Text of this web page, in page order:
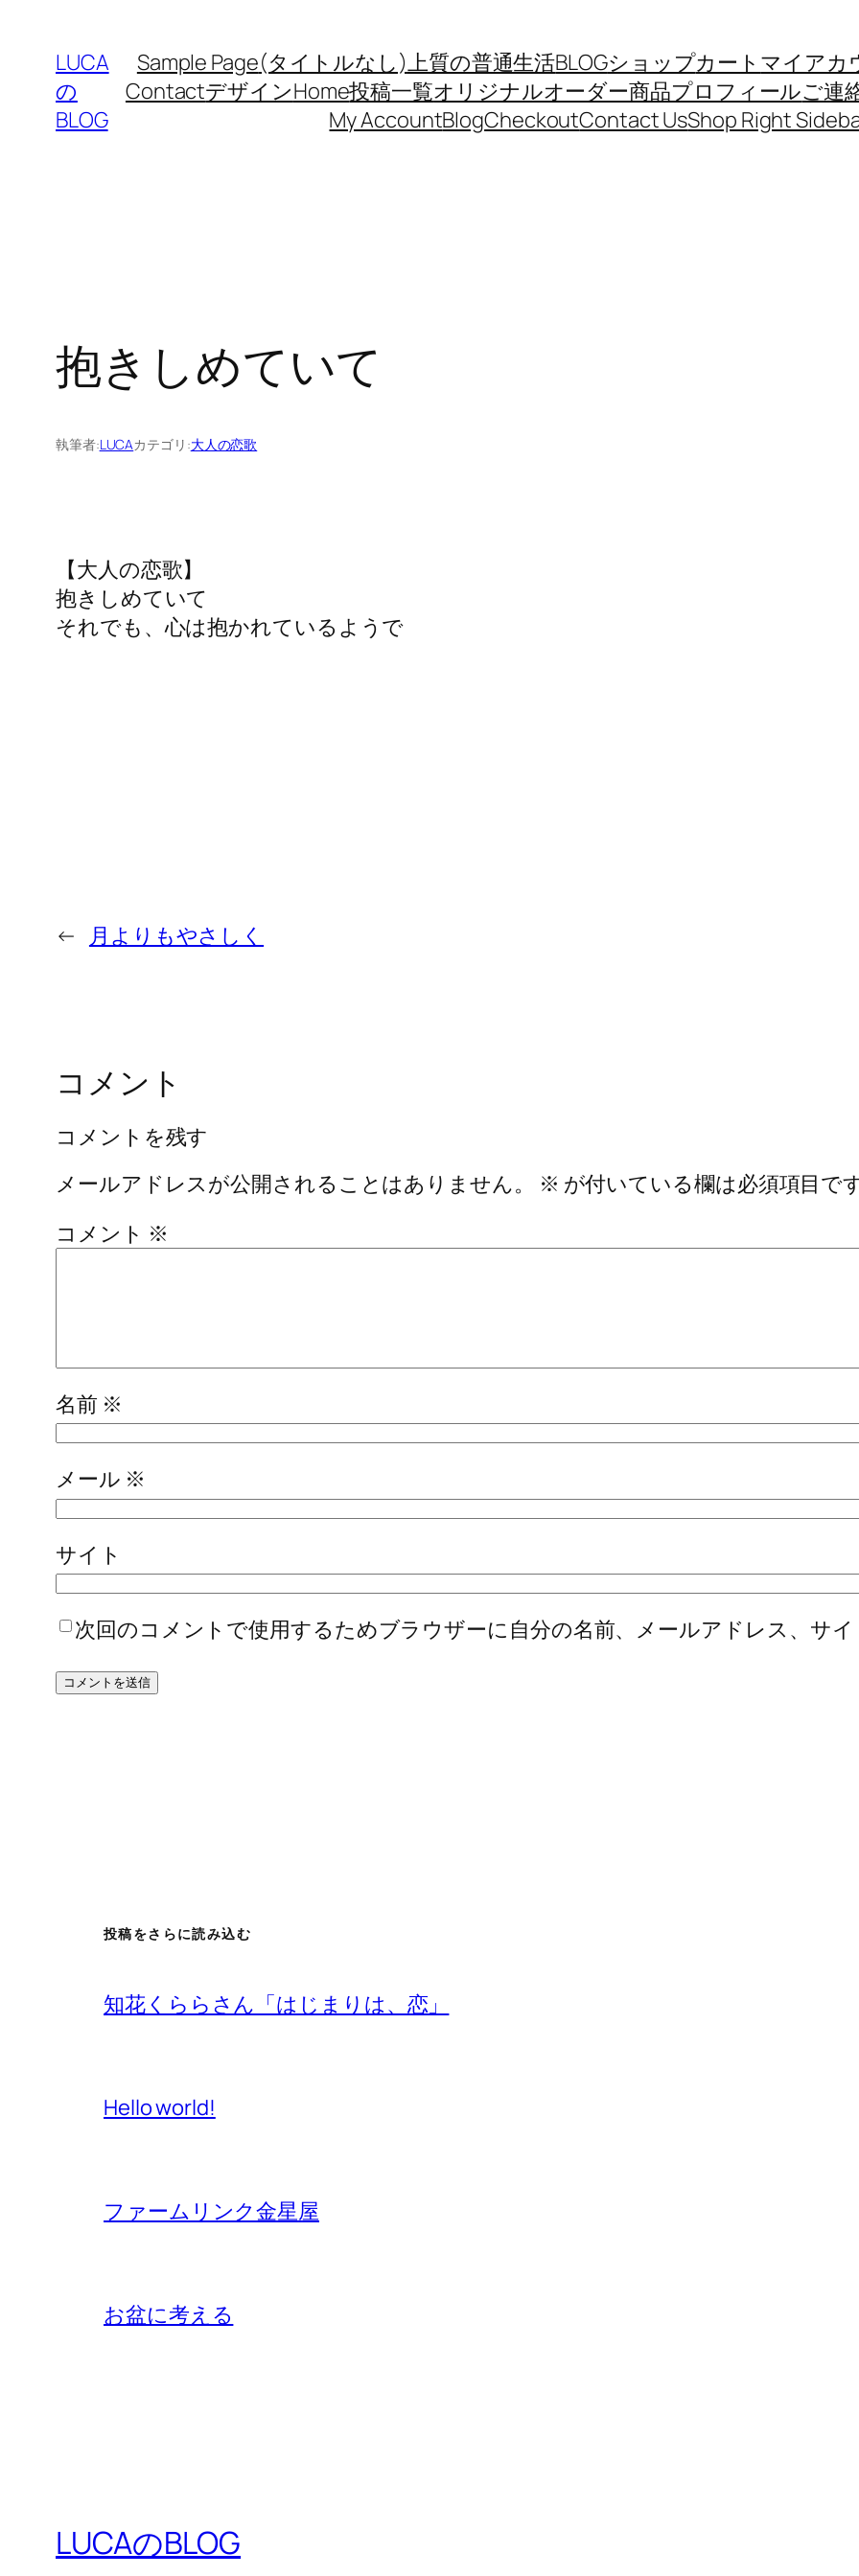
LUCA
の
BLOG
Sample Page(タイトルなし)上質の普通生活BLOGショップカート マイアカ
ContactデザインHome投稿一覧オリジナルオーダー商品プロフィールご連
My AccountBlogCheckoutContact UsShop Right
抱きしめていて
執筆者:LUCAカテゴリ:大人の恋歌
【大人の恋歌】
抱きしめていて
それでも、心は抱かれているようで
← 月よりもやさしく
コメント
コメントを残す
メールアドレスが公開されることはありません。
※ が付いている欄は必須項目で
コメント ※
名前 ※
メール ※
サイト
次回のコメントで使用するためブラウザーに自分の名前、メールアドレス、サイ
投稿をさらに読み込む
知花くららさん「はじまりは、恋」
Hello world!
ファームリンク金星屋
お盆に考える
LUCAのBLOG